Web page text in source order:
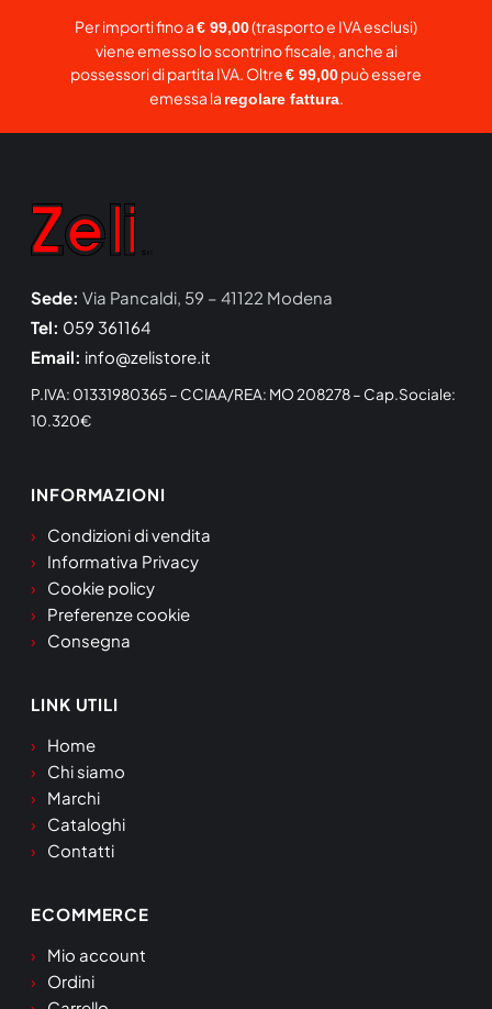
Per importi fino a€ 99,00(trasporto e IVA esclusi)
viene emesso lo scontrino fiscale, anche ai
possessori di partita IVA. Oltre€ 99,00può essere
emessa la regolare fattura.
Sede: Via Pancaldi, 59 – 41122 Modena
Tel: 059 361164
Email: info@zelistore.it
P.IVA: 01331980365 – CCIAA/REA: MO 208278 – Cap.Sociale:
10.320€
INFORMAZIONI
Condizioni di vendita
Informativa Privacy
Cookie policy
Preferenze cookie
Consegna
LINK UTILI
Home
Chi siamo
Marchi
Cataloghi
Contatti
ECOMMERCE
Mio account
Ordini